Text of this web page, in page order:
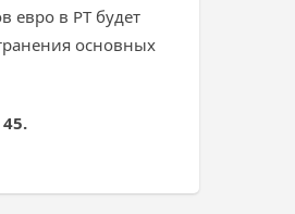
евро в РТ будет
основных